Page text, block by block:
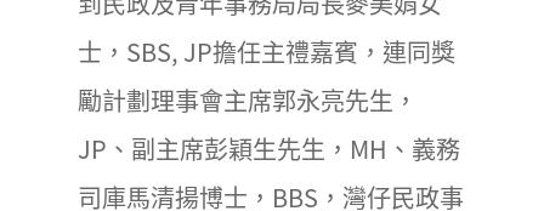
士，SBS, JP擔任主禮嘉賓，連同獎
勵計劃理事會主席郭永亮先生，
JP、副主席彭穎生先生，MH、義務
司庫馬清揚博士，BBS，灣仔民政事